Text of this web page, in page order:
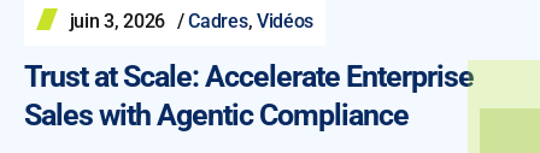
juin 3, 2026 /Cadres, Vidéos
Trust at Scale: Accelerate Enterprise
Sales with Agentic Compliance